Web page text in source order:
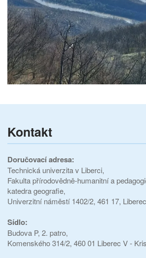
Kontakt
Doručovací adresa:
Technická univerzita v Liberci,
Fakulta přírodovědně-humanitní a
katedra geografie,
Univerzitní náměstí 1402/2, 461 17,
Sídlo:
Budova P, 2. patro,
Komenského 314/2, 460 01 Liberec V -